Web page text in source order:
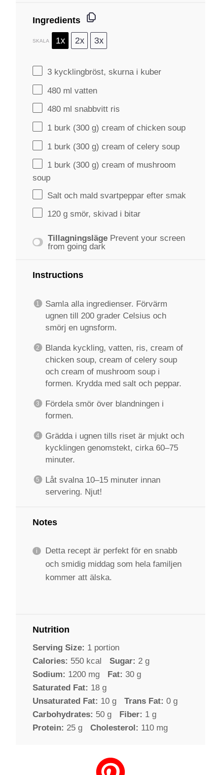
Ingredients
SKALA 1x 2x 3x
3 kycklingbröst, skurna i kuber
480 ml vatten
480 ml snabbvitt ris
1 burk (300 g) cream of chicken soup
1 burk (300 g) cream of celery soup
1 burk (300 g) cream of mushroom
soup
Salt och mald svartpeppar efter smak
120 g smör, skivad i bitar
Tillagningsläge Prevent your screen
from going dark
Instructions
Samla alla ingredienser. Förvärm
ugnen till 200 grader Celsius och
smörj en ugnsform.
Blanda kyckling, vatten, ris, cream of
chicken soup, cream of celery soup
och cream of mushroom soup i
formen. Krydda med salt och peppar.
Fördela smör över blandningen i
formen.
Grädda i ugnen tills riset är mjukt och
kycklingen genomstekt, cirka 60–75
minuter.
Låt svalna 10–15 minuter innan
servering. Njut!
Notes
Detta recept är perfekt för en snabb
och smidig middag som hela familjen
kommer att älska.
Nutrition
Serving Size: 1 portion
Calories: 550 kcal Sugar: 2 g
Sodium: 1200 mg Fat: 30 g
Saturated Fat: 18 g
Unsaturated Fat: 10 g Trans Fat: 0 g
Carbohydrates: 50 g Fiber: 1 g
Protein: 25 g Cholesterol: 110 mg